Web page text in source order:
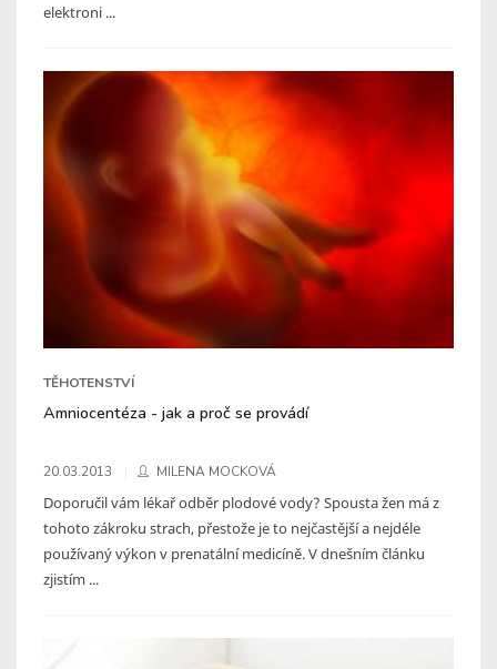
elektroni ...
TĚHOTENSTVÍ
Amniocentéza - jak a proč se provádí
20.03.2013 MILENA MOCKOVÁ
Doporučil vám lékař odběr plodové vody? Spousta žen má z
tohoto zákroku strach, přestože je to nejčastější a nejdéle
používaný výkon v prenatální medicíně. V dnešním článku
zjistím ...